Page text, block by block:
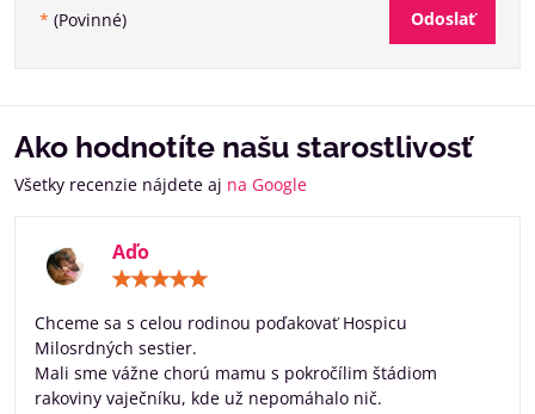
* (Povinné) Odoslať
Ako hodnotíte našu starostlivosť
Všetky recenzie nájdete aj na Google
Aďo
5
Chceme sa s celou rodinou poďakovať Hospicu
Milosrdných sestier.
Mali sme vážne chorú mamu s pokročílim štádiom
rakoviny vaječníku, kde už nepomáhalo nič.